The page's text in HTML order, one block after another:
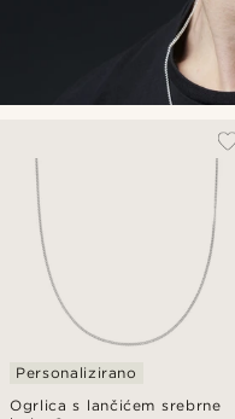
Ogrlica s lančićem srebrne
Personalizirano